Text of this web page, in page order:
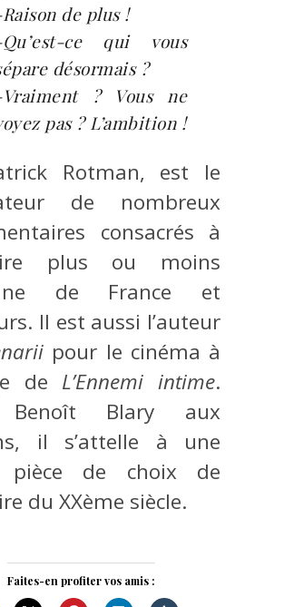
de plus !
ce qui vous
désormais ?
? Vous ne
pas ? L’ambition !
Rotman, est le
de nombreux
consacrés à
plus ou moins
de France et
Il est aussi l’auteur
pour le cinéma à
de L’Ennemi intime.
Benoît Blary aux
il s’attelle à une
pièce de choix de
du XXème siècle.
Faites-en profiter vos amis :